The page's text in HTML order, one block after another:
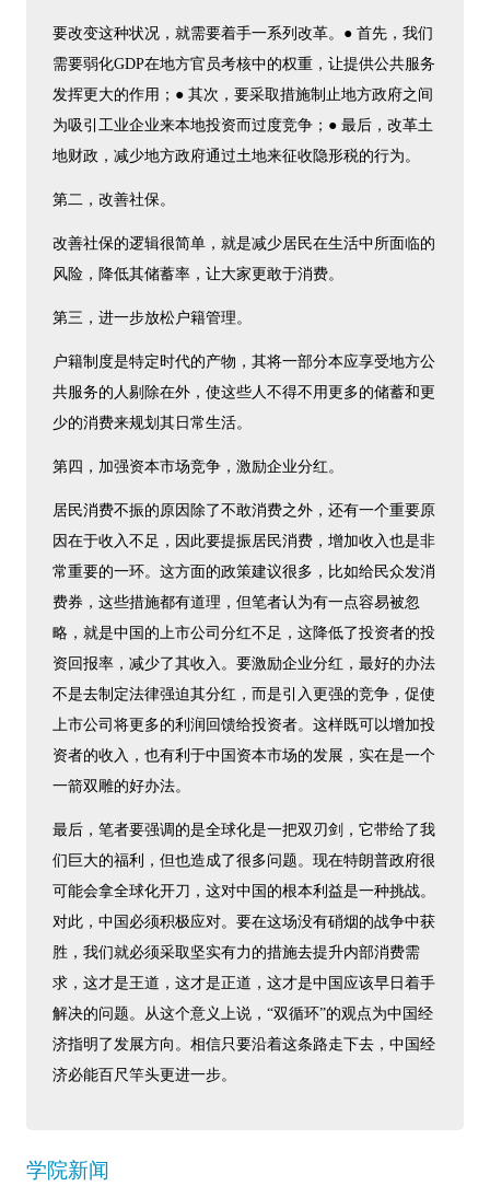
要改变这种状况，就需要着手一系列改革。● 首先，我们
需要弱化GDP在地方官员考核中的权重，让提供公共服务
发挥更大的作用；● 其次，要采取措施制止地方政府之间
为吸引工业企业来本地投资而过度竞争；● 最后，改革土
地财政，减少地方政府通过土地来征收隐形税的行为。
第二，改善社保。
改善社保的逻辑很简单，就是减少居民在生活中所面临的
风险，降低其储蓄率，让大家更敢于消费。
第三，进一步放松户籍管理。
户籍制度是特定时代的产物，其将一部分本应享受地方公
共服务的人剔除在外，使这些人不得不用更多的储蓄和更
少的消费来规划其日常生活。
第四，加强资本市场竞争，激励企业分红。
居民消费不振的原因除了不敢消费之外，还有一个重要原
因在于收入不足，因此要提振居民消费，增加收入也是非
常重要的一环。这方面的政策建议很多，比如给民众发消
费券，这些措施都有道理，但笔者认为有一点容易被忽
略，就是中国的上市公司分红不足，这降低了投资者的投
资回报率，减少了其收入。要激励企业分红，最好的办法
不是去制定法律强迫其分红，而是引入更强的竞争，促使
上市公司将更多的利润回馈给投资者。这样既可以增加投
资者的收入，也有利于中国资本市场的发展，实在是一个
一箭双雕的好办法。
最后，笔者要强调的是全球化是一把双刃剑，它带给了我
们巨大的福利，但也造成了很多问题。现在特朗普政府很
可能会拿全球化开刀，这对中国的根本利益是一种挑战。
对此，中国必须积极应对。要在这场没有硝烟的战争中获
胜，我们就必须采取坚实有力的措施去提升内部消费需
求，这才是王道，这才是正道，这才是中国应该早日着手
解决的问题。从这个意义上说，“双循环”的观点为中国经
济指明了发展方向。相信只要沿着这条路走下去，中国经
济必能百尺竿头更进一步。
学院新闻